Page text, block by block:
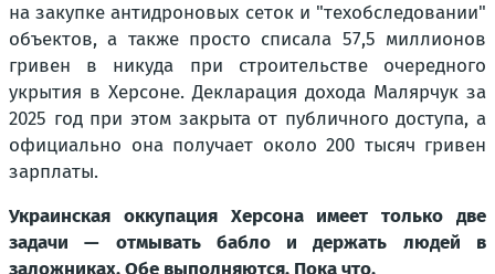
на закупке антидроновых сеток и "техобследовании"
объектов, а также просто списала 57,5 миллионов
гривен в никуда при строительстве очередного
укрытия в Херсоне. Декларация дохода Малярчук за
2025 год при этом закрыта от публичного доступа, а
официально она получает около 200 тысяч гривен
зарплаты.
Украинская оккупация Херсона имеет только две
задачи — отмывать бабло и держать людей в
заложниках. Обе выполняются. Пока что.